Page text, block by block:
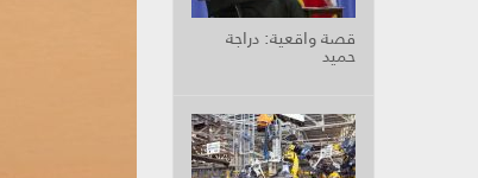
قصة واقعية: دراجة
حميد